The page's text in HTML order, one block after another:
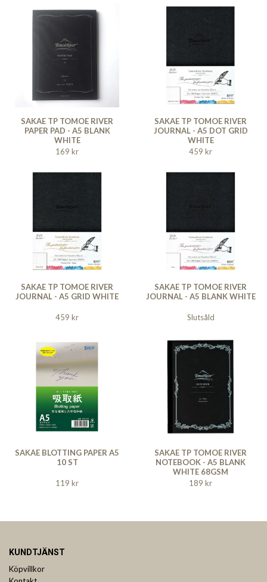
SAKAE TP TOMOE RIVER
PAPER PAD - A5 BLANK
WHITE
169 kr
SAKAE TP TOMOE RIVER
JOURNAL - A5 DOT GRID
WHITE
459 kr
SAKAE TP TOMOE RIVER
JOURNAL - A5 GRID WHITE
459 kr
SAKAE TP TOMOE RIVER
JOURNAL - A5 BLANK WHITE
Slutsåld
SAKAE BLOTTING PAPER A5
10 ST
119 kr
SAKAE TP TOMOE RIVER
NOTEBOOK - A5 BLANK
WHITE 68GSM
189 kr
KUNDTJÄNST
Köpvillkor